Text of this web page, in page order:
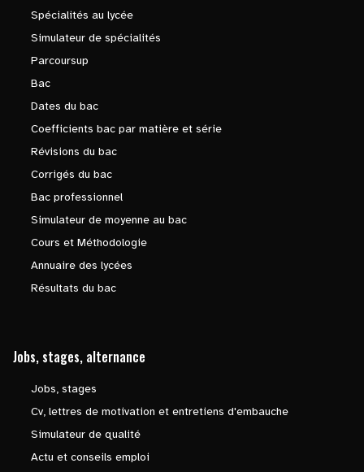
Spécialités au lycée
Simulateur de spécialités
Parcoursup
Bac
Dates du bac
Coefficients bac par matière et série
Révisions du bac
Corrigés du bac
Bac professionnel
Simulateur de moyenne au bac
Cours et Méthodologie
Annuaire des lycées
Résultats du bac
Jobs, stages, alternance
Jobs, stages
Cv, lettres de motivation et entretiens d'embauche
Simulateur de qualité
Actu et conseils emploi